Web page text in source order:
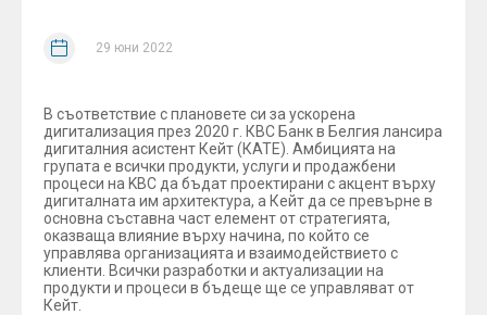
29 юни 2022
В съответствие с плановете си за ускорена
дигитализация през 2020 г. КВС Банк в Белгия лансира
дигиталния асистент Кейт (КАТЕ). Амбицията на
групата е всички продукти, услуги и продажбени
процеси на KBC да бъдат проектирани с акцент върху
дигиталната им архитектура, а Кейт да се превърне в
основна съставна част елемент от стратегията,
оказваща влияние върху начина, по който се
управлява организацията и взаимодействието с
клиенти. Всички разработки и актуализации на
продукти и процеси в бъдеще ще се управляват от
Кейт.